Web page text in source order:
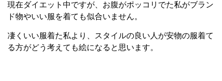
現在ダイエット中ですが、お腹がポッコリでた私がブラン
ド物やいい服を着ても似合いません。
凄くいい服着た私より、スタイルの良い人が安物の服着て
る方がどう考えても絵になると思います。